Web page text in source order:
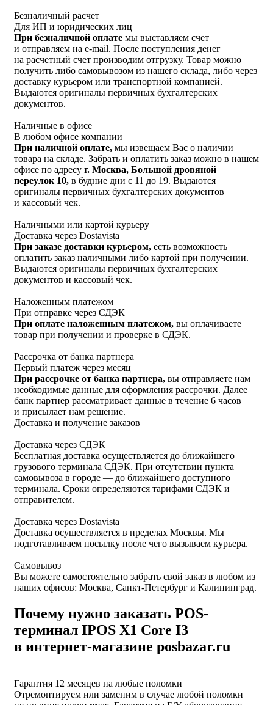
Безналичный расчет
Для ИП и юридических лиц
При безналичной оплате мы выставляем счет
и отправляем на e-mail. После поступления денег
на расчетный счет производим отгрузку. Товар можно
получить либо самовывозом из нашего склада, либо через
доставку курьером или транспортной компанией.
Выдаются оригиналы первичных бухгалтерских
документов.
Наличные в офисе
В любом офисе компании
При наличной оплате, мы извещаем Вас о наличии
товара на складе. Забрать и оплатить заказ можно в нашем
офисе по адресу г. Москва, Большой дровяной
переулок 10, в будние дни с 11 до 19. Выдаются
оригиналы первичных бухгалтерских документов
и кассовый чек.
Наличными или картой курьеру
Доставка через Dostavista
При заказе доставки курьером, есть возможность
оплатить заказ наличными либо картой при получении.
Выдаются оригиналы первичных бухгалтерских
документов и кассовый чек.
Наложенным платежом
При отправке через СДЭК
При оплате наложенным платежом, вы оплачиваете
товар при получении и проверке в СДЭК.
Рассрочка от банка партнера
Первый платеж через месяц
При рассрочке от банка партнера, вы отправляете нам
необходимые данные для оформления рассрочки. Далее
банк партнер рассматривает данные в течение 6 часов
и присылает нам решение.
Доставка и получение заказов
Доставка через СДЭК
Бесплатная доставка осуществляется до ближайшего
грузового терминала СДЭК. При отсутствии пункта
самовывоза в городе — до ближайшего доступного
терминала. Сроки определяются тарифами СДЭК и
отправителем.
Доставка через Dostavista
Доставка осуществляется в пределах Москвы. Мы
подготавливаем посылку после чего вызываем курьера.
Самовывоз
Вы можете самостоятельно забрать свой заказ в любом из
наших офисов: Москва, Санкт-Петербург и Калининград.
Почему нужно заказать POS-
терминал IPOS X1 Core I3
в интернет-магазине posbazar.ru
Гарантия 12 месяцев на любые поломки
Отремонтируем или заменим в случае любой поломки